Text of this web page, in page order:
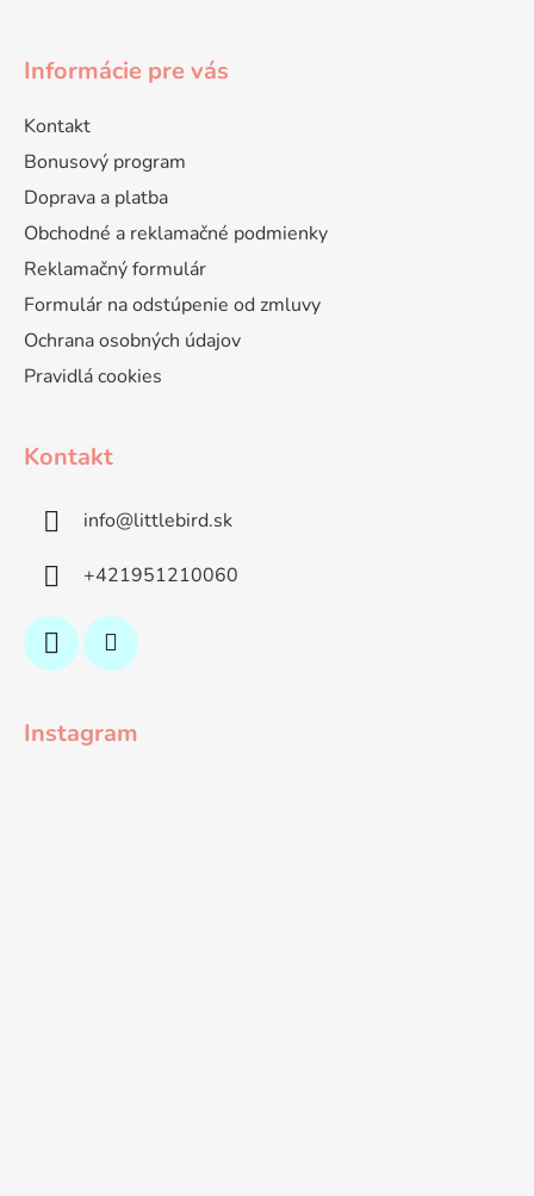
Informácie pre vás
Kontakt
Bonusový program
Doprava a platba
Obchodné a reklamačné podmienky
Reklamačný formulár
Formulár na odstúpenie od zmluvy
Ochrana osobných údajov
Pravidlá cookies
Kontakt
info@littlebird.sk
+421951210060
Instagram